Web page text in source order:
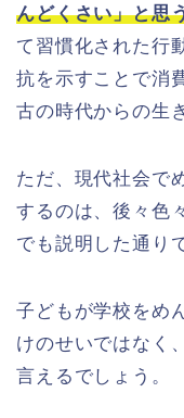
んどくさい」と思
て習慣化された行
抗を示すことで消
古の時代からの生
ただ、現代社会で
するのは、後々色
でも説明した通り
子どもが学校をめ
けのせいではなく
言えるでしょう。